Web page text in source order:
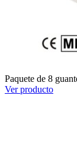
Paquete de 8
Ver producto